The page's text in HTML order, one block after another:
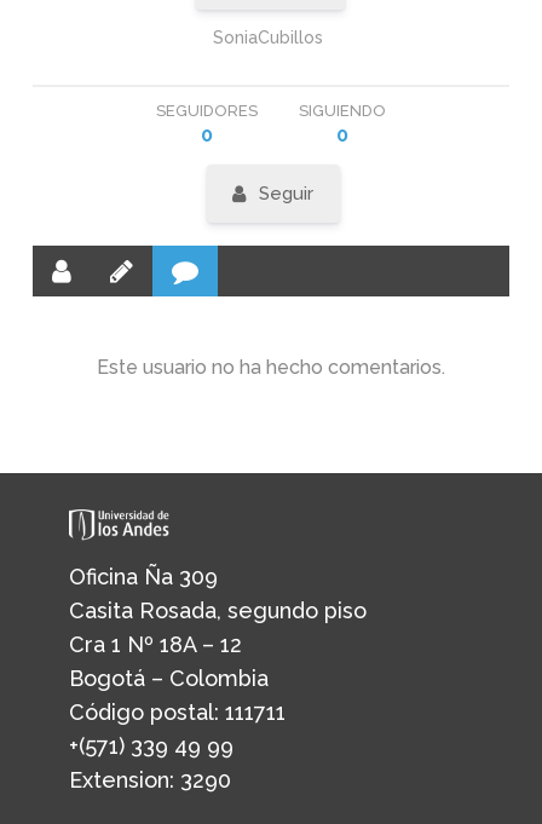
SoniaCubillos
SEGUIDORES
0
SIGUIENDO
0
Seguir
Este usuario no ha hecho comentarios.
Oficina Ña 309
Casita Rosada, segundo piso
Cra 1 Nº 18A – 12
Bogotá – Colombia
Código postal: 111711
+(571) 339 49 99
Extension: 3290